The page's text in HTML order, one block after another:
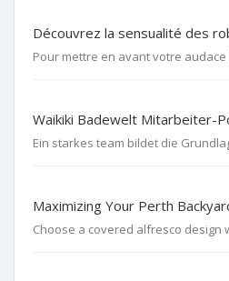
Découvrez la sensualité des
Pour mettre en avant votre
Waikiki Badewelt Mitarbeiter-
Ein starkes team bildet die
Maximizing Your Perth
Choose a covered alfresco design